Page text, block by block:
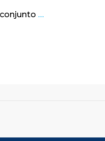
Linda casa campestre de 351 m2 en conjunto cerrado, Sikasue – La Calera